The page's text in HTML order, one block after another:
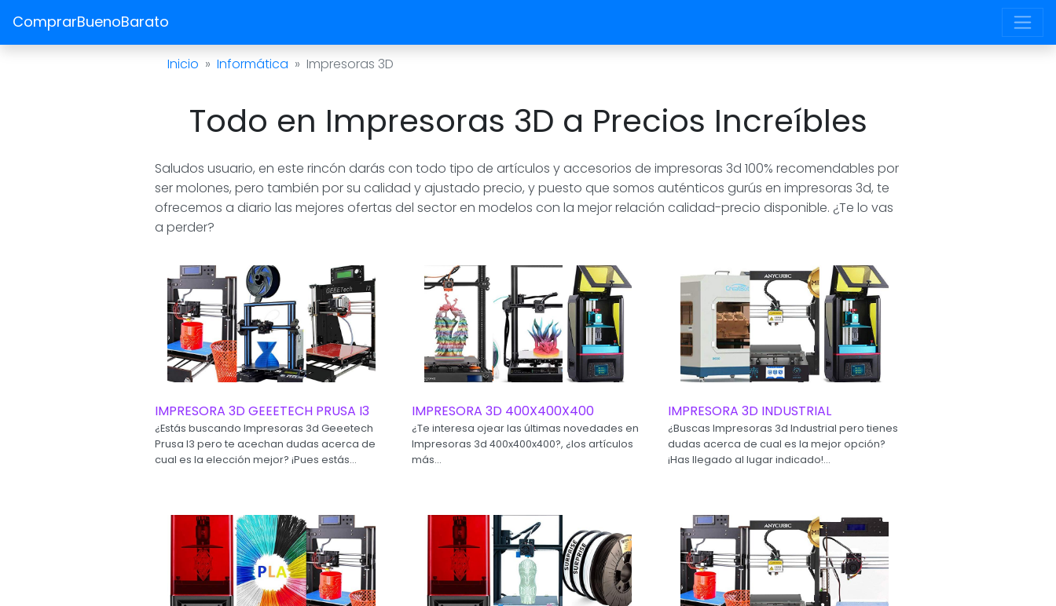
ComprarBuenoBarato
Inicio Informática Impresoras 3D
Todo en Impresoras 3D a Precios Increíbles
Saludos usuario, en este rincón darás con todo tipo de artículos y accesorios de impresoras 3d 100% recomendables por
ser molones, pero también por su calidad y ajustado precio, y puesto que somos auténticos gurús en impresoras 3d, te
ofrecemos a diario las mejores ofertas del sector en modelos con la mejor relación calidad-precio disponible. ¿Te lo vas
a perder?
IMPRESORA 3D GEEETECH PRUSA I3
¿Estás buscando Impresoras 3d Geeetech
Prusa I3 pero te acechan dudas acerca de
cual es la elección mejor? ¡Pues estás...
IMPRESORA 3D 400X400X400
¿Te interesa ojear las últimas novedades en
Impresoras 3d 400x400x400?, ¿los artículos
más...
IMPRESORA 3D INDUSTRIAL
¿Buscas Impresoras 3d Industrial pero tienes
dudas acerca de cual es la mejor opción?
¡Has llegado al lugar indicado!...